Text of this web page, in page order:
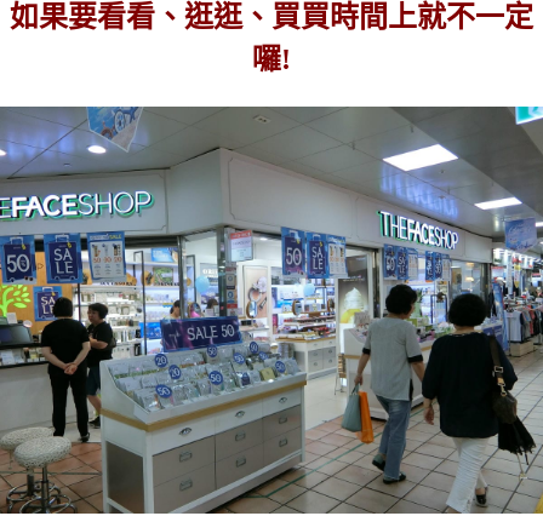
如果要看看、逛逛、買買時間上就不一定
囉!